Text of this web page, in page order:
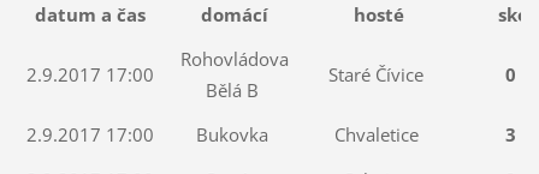
datum a čas
domácí hosté
2.9.2017 17:00
Rohovládova
Bělá B
Staré Čívice 0 :
2.9.2017 17:00 Bukovka Chvaletice
3 :